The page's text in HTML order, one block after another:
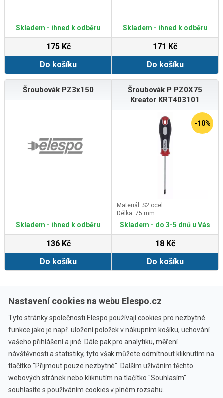
Skladem - ihned k odběru
175 Kč
Do košíku
Skladem - ihned k odběru
171 Kč
Do košíku
Šroubovák PZ3x150
Skladem - ihned k odběru
136 Kč
Do košíku
Šroubovák P PZ0X75
Kreator KRT403101
-10%
Materiál: S2 ocel
Délka: 75 mm
Skladem - do 3-5 dnů u Vás
18 Kč
Do košíku
Další › Poslední »
Všechny značky
Nastavení cookies na webu Elespo.cz
Tyto stránky společnosti Elespo používají cookies pro nezbytné
funkce jako je např. uložení položek v nákupním košíku, uchování
vašeho přihlášení a jiné. Dále pak pro analytiku, měření
návštěvnosti a statistiky, tyto však můžete odmítnout kliknutím na
tlačítko "Přijmout pouze nezbytné". Dalším užíváním těchto
webových stránek nebo kliknutím na tlačítko "Souhlasím"
souhlasíte s používáním cookies v plném rozsahu.